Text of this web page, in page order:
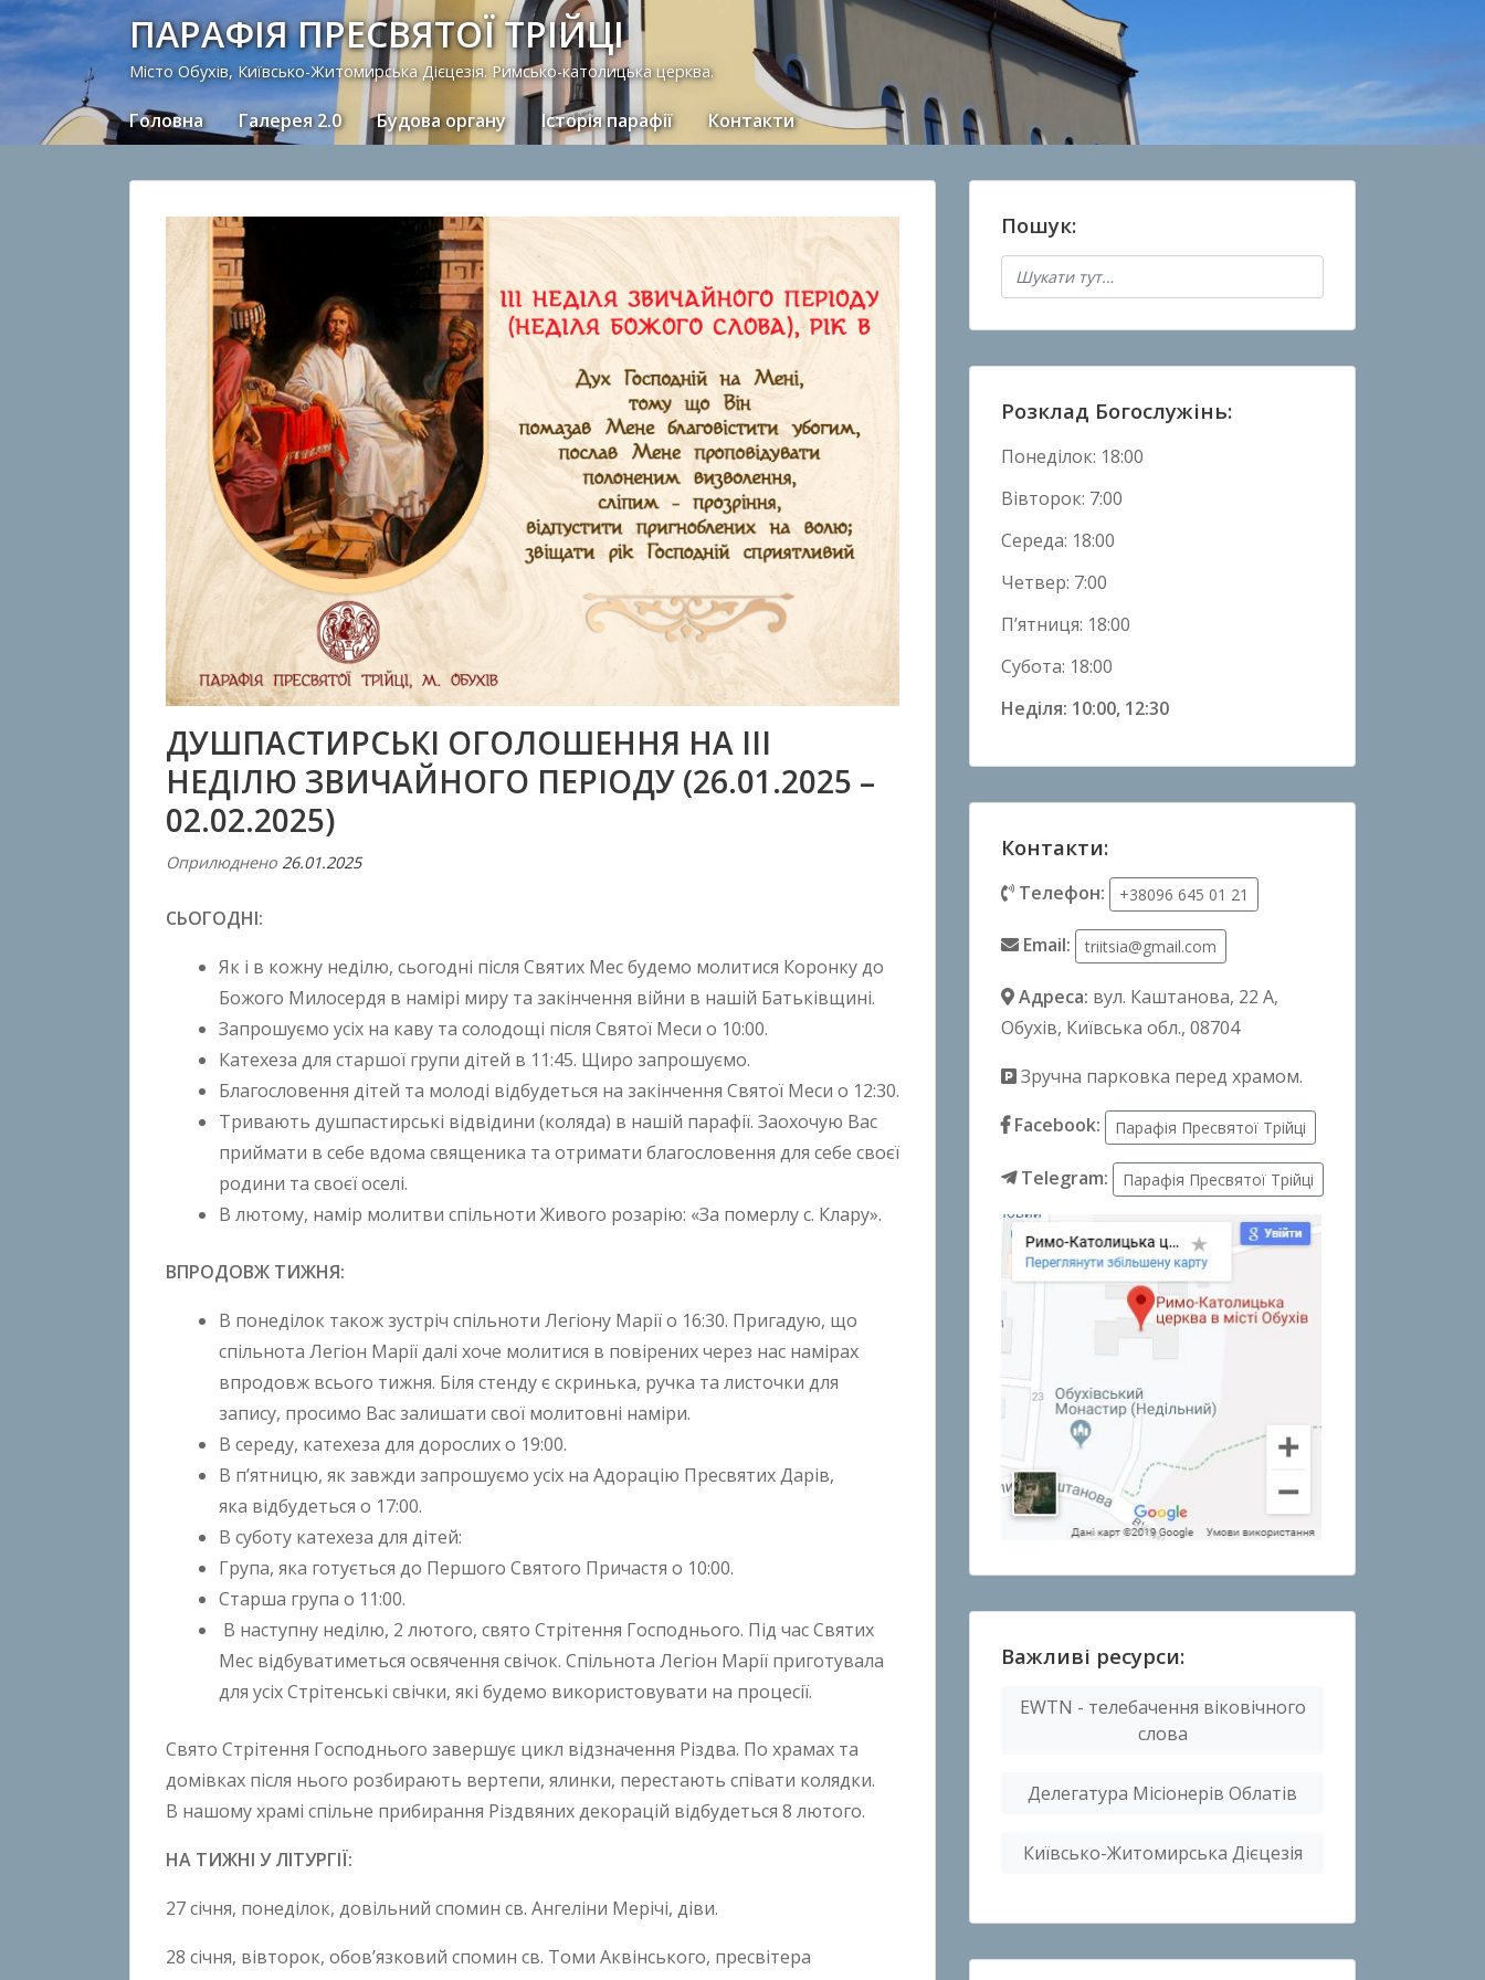
ПАРАФІЯ ПРЕСВЯТОЇ ТРІЙЦІ
Місто Обухів, Київсько-Житомирська Дієцезія. Римсько-католицька церква.
Головна Галерея 2.0 Будова органу Історія парафії Контакти
ДУШПАСТИРСЬКІ ОГОЛОШЕННЯ НА ІIІ
НЕДІЛЮ ЗВИЧАЙНОГО ПЕРІОДУ (26.01.2025 –
02.02.2025)
Оприлюднено 26.01.2025В
n
t
o
n
B
h
o
n
СЬОГОДНІ:
Як і в кожну неділю, сьогодні після Святих Мес будемо молитися Коронку до
Божого Милосердя в намірі миру та закінчення війни в нашій Батьківщині.
Запрошуємо усіх на каву та солодощі після Святої Меси о 10:00.
Катехеза для старшої групи дітей в 11:45. Щиро запрошуємо.
Благословення дітей та молоді відбудеться на закінчення Святої Меси o 12:30.
Тривають душпастирські відвідини (коляда) в нашій парафії. Заохочую Вас
приймати в себе вдома священика та отримати благословення для себе своєї
родини та своєї оселі.
В лютому, намір молитви спільноти Живого розарію: «За померлу с. Клару».
ВПРОДОВЖ ТИЖНЯ:
В понеділок також зустріч спільноти Легіону Марії о 16:30. Пригадую, що
спільнота Легіон Марії далі хоче молитися в повірених через нас намірах
впродовж всього тижня. Біля стенду є скринька, ручка та листочки для
запису, просимо Вас залишати свої молитовні наміри.
В середу, катехеза для дорослих о 19:00.
В п’ятницю, як завжди запрошуємо усіх на Адорацію Пресвятих Дарів,
яка відбудеться о 17:00.
В суботу катехезa для дітей:
Група, яка готується до Першого Святого Причастя o 10:00.
Старша група o 11:00.
В наступну неділю, 2 лютого, свято Стрітення Господнього. Під час Святих
Мес відбуватиметься освячення свічок. Спільнота Легіон Марії приготувала
для усіх Стрітенські свічки, які будемо використовувати на процесії.
Свято Стрітення Господнього завершує цикл відзначення Різдва. По храмах та
домівках після нього розбирають вертепи, ялинки, перестають співати колядки.
В нашому храмі спільне прибирання Різдвяних декорацій відбудеться 8 лютого.
НА ТИЖНІ У ЛІТУРГІЇ:
27 січня, понеділок, довільний спомин св. Ангеліни Мерічі, діви.
28 січня, вівторок, обов’язковий спомин св. Томи Аквінського, пресвітера
Пошук:
Розклад Богослужінь:
Понеділок: 18:00
Вівторок: 7:00
Середа: 18:00
Четвер: 7:00
П’ятниця: 18:00
Субота: 18:00
Неділя: 10:00, 12:30
Контакти:
Телефон: +38096 645 01 21
Email: triitsia@gmail.com
Адреса: вул. Каштанова, 22 А,
Обухів, Київська обл., 08704
Зручна парковка перед храмом.
Facebook:
Парафія Пресвятої Трійці
Telegram: Парафія Пресвятої Трійці
Важливі ресурси:
EWTN - телебачення віковічного
слова
Делегатура Місіонерів Облатів
Київсько-Житомирська Дієцезія